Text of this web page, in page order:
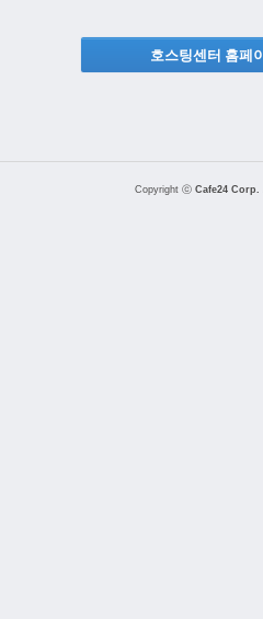
호스팅센터 홈페
Copyright ⓒ Cafe24 Corp.